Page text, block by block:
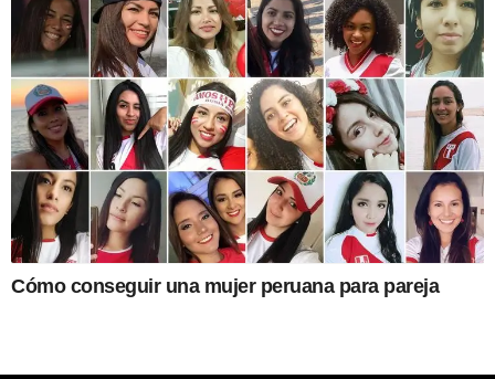
Cómo conseguir una mujer peruana para pareja